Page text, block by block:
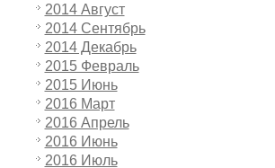
2014 Август
2014 Сентябрь
2014 Декабрь
2015 Февраль
2015 Июнь
2016 Март
2016 Апрель
2016 Июнь
2016 Июль